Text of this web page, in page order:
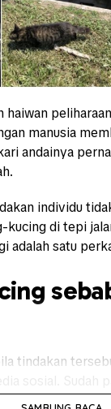
haiwan
manusia
andainya
individu
kucing di tepi
adalah satu
tindakan
tidak